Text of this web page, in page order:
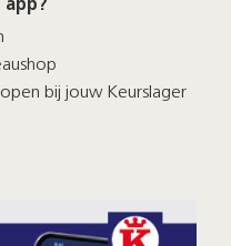
app?
bij jouw Keurslager